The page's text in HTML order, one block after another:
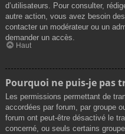
d’utilisateurs. Pour consulter,
autre action, vous avez besoin
contacter un modérateur ou un
demander un accès.
Haut
Pourquoi ne puis-je pas
Les permissions permettant de
accordées par forum, par groupe
forum ont peut-être désactivé le
concerné, ou seuls certains